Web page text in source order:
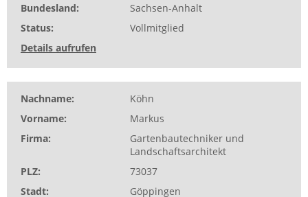
Bundesland
Sachsen-Anhalt
Status
Vollmitglied
Details aufrufen
Nachname
Köhn
Vorname
Markus
Firma
Gartenbautechniker und
Landschaftsarchitekt
PLZ
73037
Stadt
Göppingen